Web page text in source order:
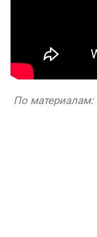
По материалам: